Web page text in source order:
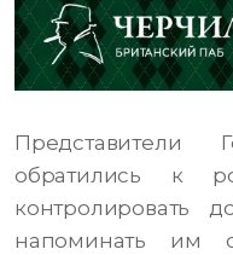
Представители
обратились к
контролировать
напоминать им